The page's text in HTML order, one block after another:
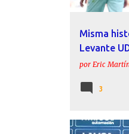
Misma
Levante
por Eric
3